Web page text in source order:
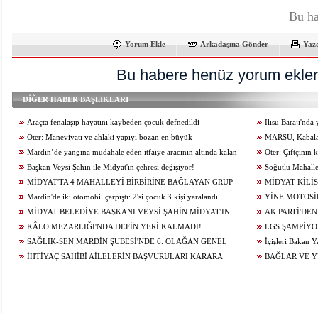
Bu
Yorum Ekle Arkadaşına Gönder
Bu habere henüz yorum
DİĞER HABER BAŞLIKLARI
Araçta fenalaşıp hayatını kaybeden çocuk defnedildi
Ilısu Barajı'nda
geçti
Öter: Maneviyatı ve ahlaki yapıyı bozan en büyük
olumsuzluklardan biri de sanal kumardır
MARSU,
Yeniliyor
Mardin’de yangına müdahale eden itfaiye aracının altında kalan
itfaiye eri öldü
Öter: Çiftçinin
alınmamalı
Başkan Veysi Şahin ile Midyat'ın çehresi değişiyor!
Söğütlü
Ediyor
MİDYAT'TA 4 MAHALLEYİ BİRBİRİNE BAĞLAYAN GRUP
YOLU YENİLENDİ
MİDYAT
Mardin'de iki otomobil çarpıştı: 2'si çocuk 3 kişi yaralandı
YİNE
ÇARPIŞTI: 1
MİDYAT BELEDİYE BAŞKANI VEYSİ ŞAHİN MİDYAT'IN
GELECEĞİ İÇİN ÇALIŞIYOR...
AK
KÂLO MEZARLIĞI'NDA DEFİN YERİ KALMADI!
LGS
KONUĞU OLDU
SAĞLIK-SEN MARDİN ŞUBESİ'NDE 6. OLAĞAN GENEL
KURUL HEYECANI YAŞANIYOR!
İçişleri Bakan
İHTİYAÇ SAHİBİ AİLELERİN BAŞVURULARI KARARA
BAĞLAR VE